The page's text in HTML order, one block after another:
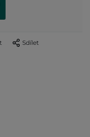
Sdílet